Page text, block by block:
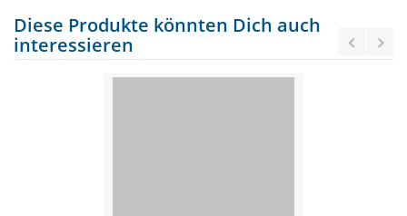
Diese Produkte könnten Dich auch
interessieren